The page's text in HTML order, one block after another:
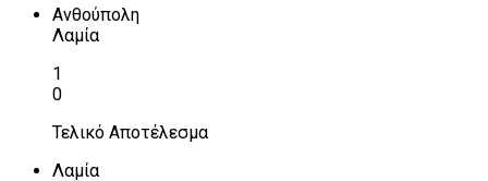
Ανθούπολη
Λαμία
1
0
Τελικό Αποτέλεσμα
Λαμία